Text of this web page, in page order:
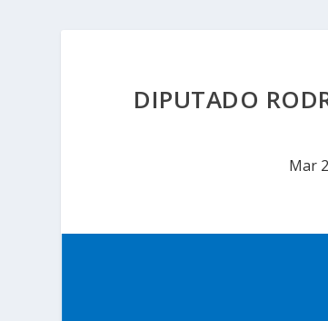
DIPUTADO
Mar